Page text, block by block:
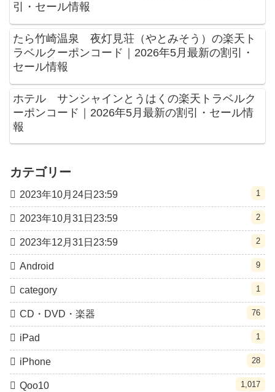
引・セール情報
たら竹崎温泉 夜灯見荘（やとみそう）の楽天ト
ラベルクーポンコード｜2026年5月最新の割引・
セール情報
ホテル サンシャインとうはくの楽天トラベルク
ーポンコード｜2026年5月最新の割引・セール情
報
カテゴリー
2023年10月24日23:59 1
2023年10月31日23:59 2
2023年12月31日23:59 2
Android 9
category 1
CD・DVD・楽器 76
iPad 1
iPhone 28
Qoo10 1,017